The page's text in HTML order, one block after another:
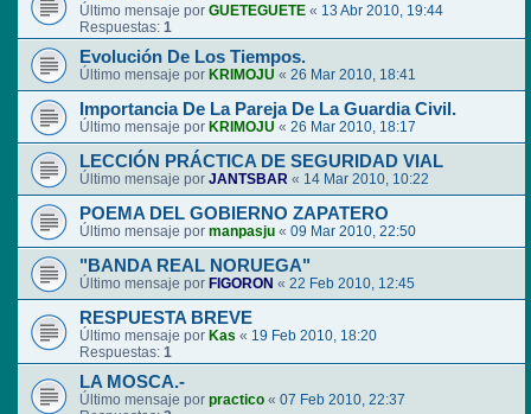
Último mensaje por GUETEGUETE « 13 Abr 2010, 19:44
Respuestas: 1
Evolución De Los Tiempos.
Último mensaje por KRIMOJU « 26 Mar 2010, 18:41
Importancia De La Pareja De La Guardia Civil.
Último mensaje por KRIMOJU « 26 Mar 2010, 18:17
LECCIÓN PRÁCTICA DE SEGURIDAD VIAL
Último mensaje por JANTSBAR « 14 Mar 2010, 10:22
POEMA DEL GOBIERNO ZAPATERO
Último mensaje por manpasju « 09 Mar 2010, 22:50
"BANDA REAL NORUEGA"
Último mensaje por FIGORON « 22 Feb 2010, 12:45
RESPUESTA BREVE
Último mensaje por Kas « 19 Feb 2010, 18:20
Respuestas: 1
LA MOSCA.-
Último mensaje por practico « 07 Feb 2010, 22:37